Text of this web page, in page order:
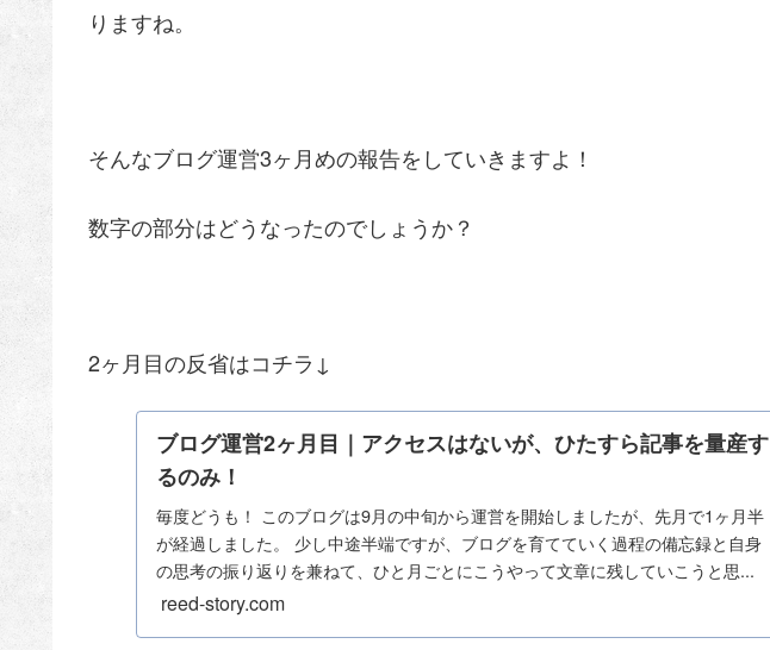
りますね。
そんなブログ運営3ヶ月めの報告をしていきますよ！
数字の部分はどうなったのでしょうか？
2ヶ月目の反省はコチラ↓
ブログ運営2ヶ月目｜アクセスはないが、ひたすら記事を量産す
るのみ！
毎度どうも！ このブログは9月の中旬から運営を開始しましたが、先月で1ヶ月半
が経過しました。 少し中途半端ですが、ブログを育てていく過程の備忘録と自身
の思考の振り返りを兼ねて、ひと月ごとにこうやって文章に残していこうと思...
reed-story.com